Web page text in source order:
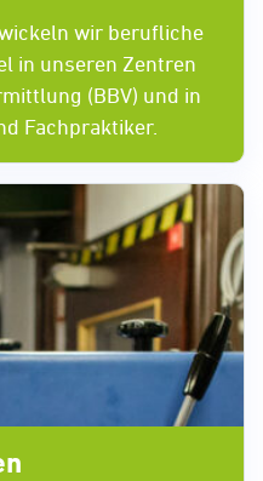
wir berufliche
in unseren Zentren
(BBV) und in
Fachpraktiker.